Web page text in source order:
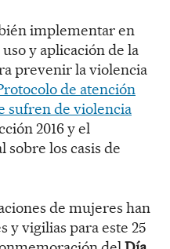
implementar en
y aplicación de la
prevenir la violencia
de atención
sufren de violencia
2016 y el
sobre los casis de
de mujeres han
y vigilias para este 25